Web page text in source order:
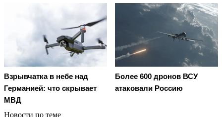
Взрывчатка в небе над
Германией: что скрывает
МВД
Более 600 дронов ВСУ
атаковали Россию
Новости по теме